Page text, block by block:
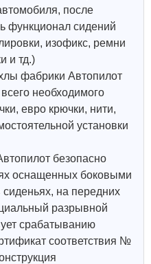
после
функционал сидений
изофикс, ремни
и тд.)
фабрики Автопилот
необходимого
евро крючки, нити,
установки
безопасно
оснащенных боковыми
на передних
разрывной
срабатыванию
соответствия №